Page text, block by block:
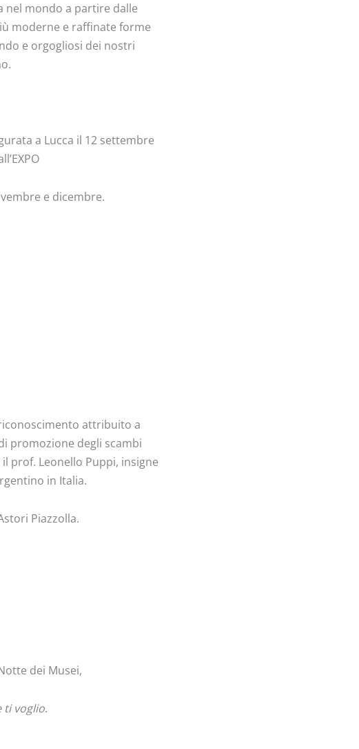
nel mondo a partire dalle
moderne e raffinate forme
e orgogliosi dei nostri
a Lucca il 12 settembre
e dicembre.
attribuito a
promozione degli scambi
prof. Leonello Puppi, insigne
in Italia.
Piazzolla.
dei Musei,
ti voglio.